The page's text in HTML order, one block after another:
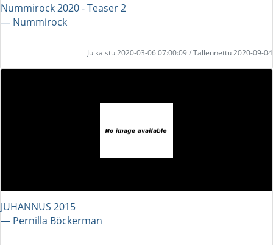
Nummirock 2020 - Teaser 2
― Nummirock
Julkaistu 2020-03-06 07:00:09 / Tallennettu 2020-09-04
JUHANNUS 2015
― Pernilla Böckerman